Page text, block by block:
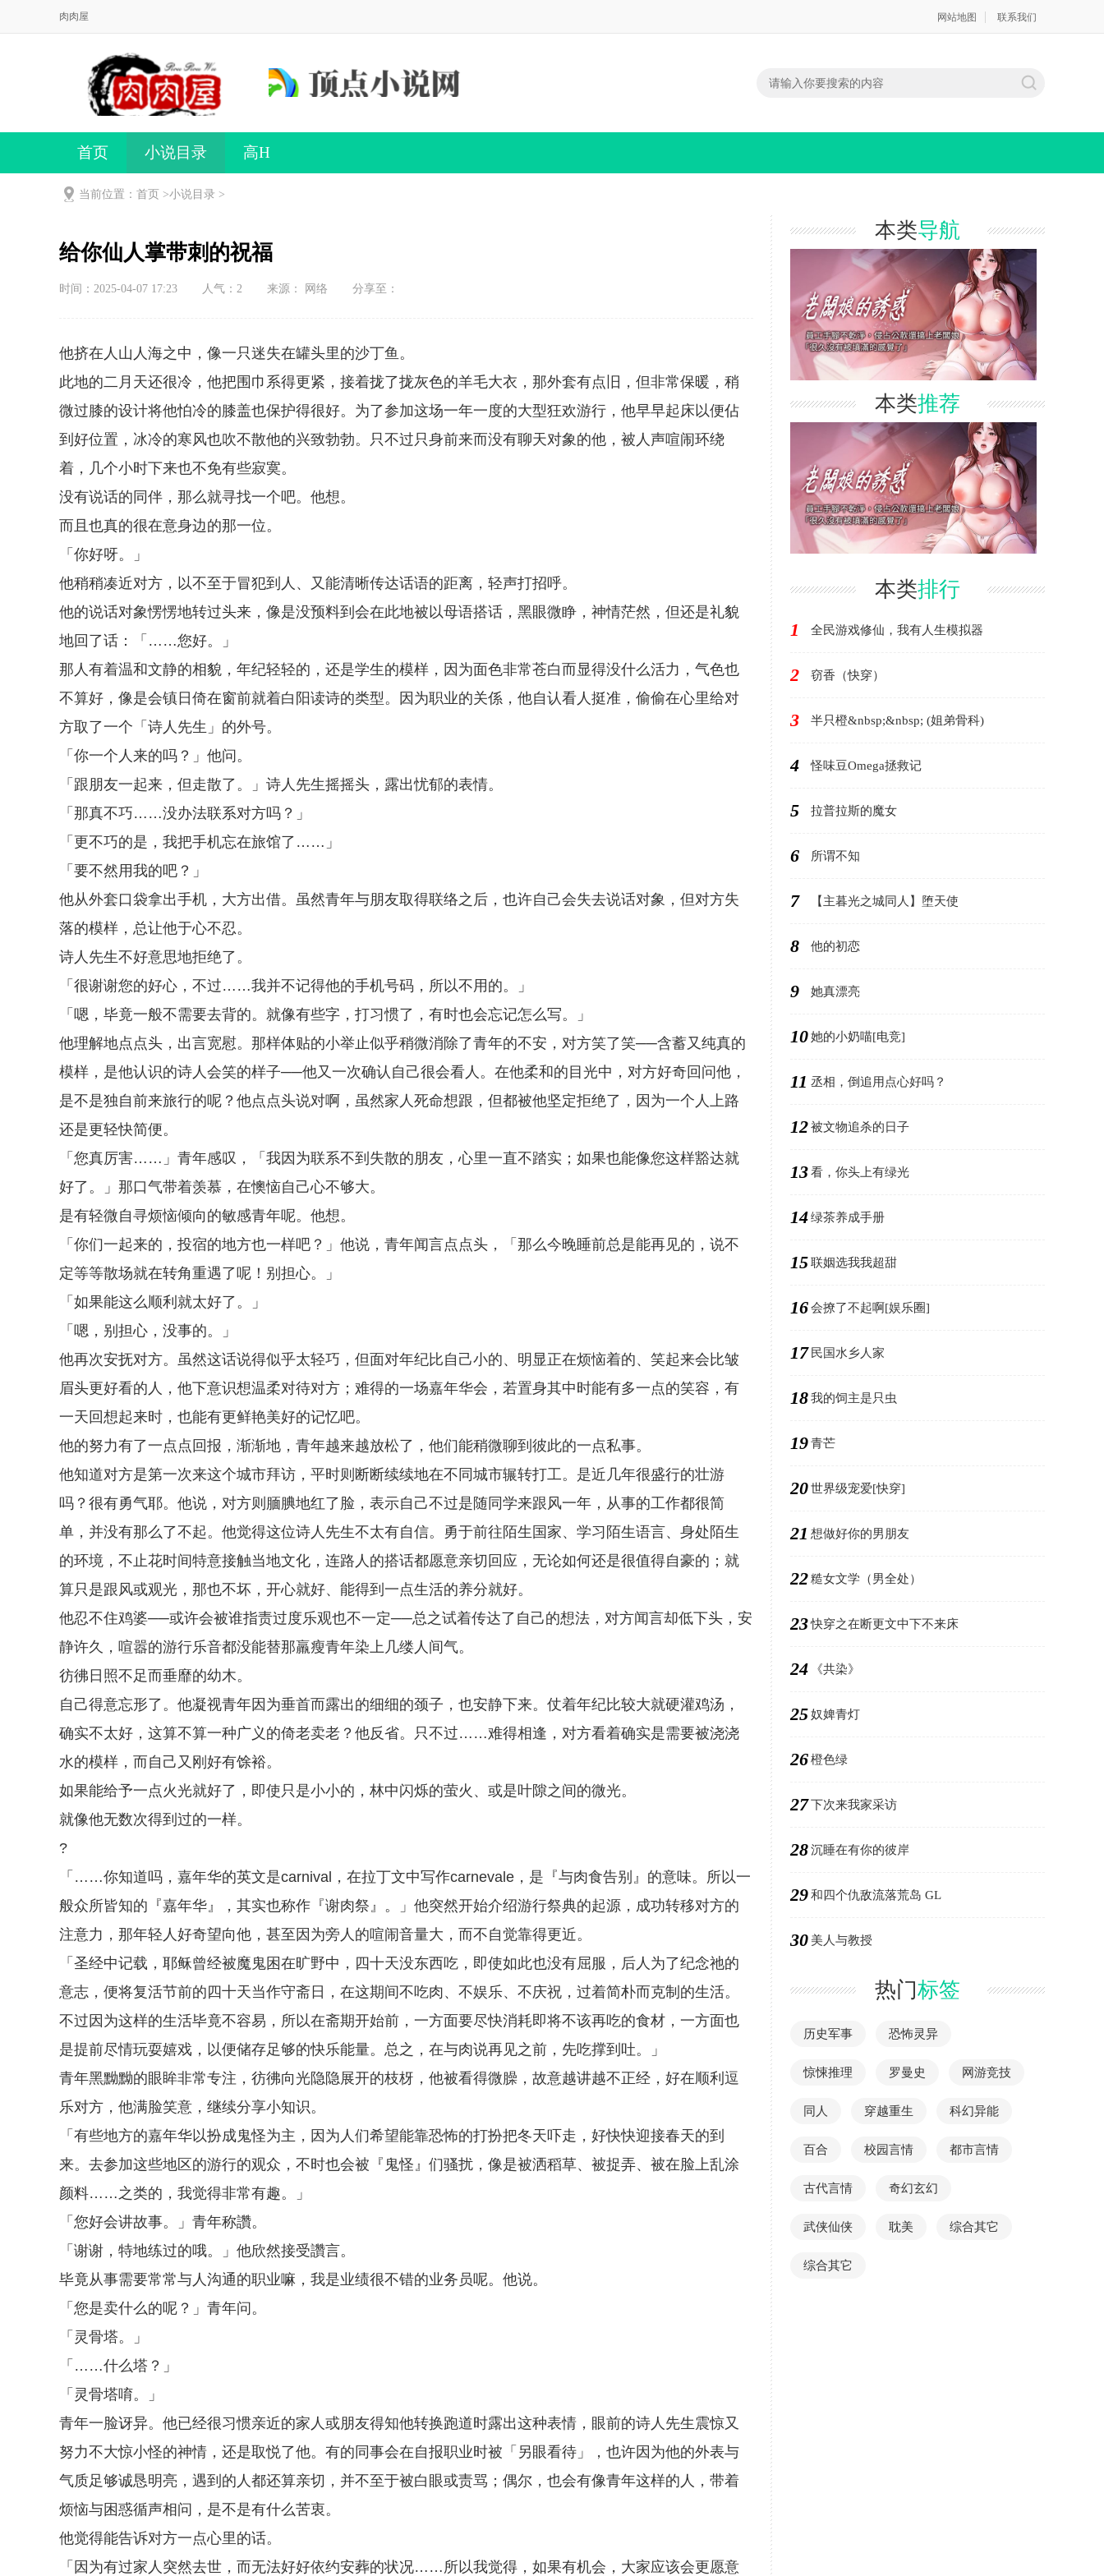
肉肉屋 网站地图 联系我们
首页 小说目录 高H
当前位置：首页 >小说目录 >
给你仙人掌带刺的祝福
时间：2025-04-07 17:23 人气： 2 来源： 网络 分享至：
他挤在人山人海之中，像一只迷失在罐头里的沙丁鱼。
此地的二月天还很冷，他把围巾系得更紧，接着拢了拢灰色的羊毛大衣，那外套有点旧，但非常保暖，稍
微过膝的设计将他怕冷的膝盖也保护得很好。为了参加这场一年一度的大型狂欢游行，他早早起床以便佔
到好位置，冰冷的寒风也吹不散他的兴致勃勃。只不过只身前来而没有聊天对象的他，被人声喧闹环绕
着，几个小时下来也不免有些寂寞。
没有说话的同伴，那么就寻找一个吧。他想。
而且也真的很在意身边的那一位。
「你好呀。」
他稍稍凑近对方，以不至于冒犯到人、又能清晰传达话语的距离，轻声打招呼。
他的说话对象愣愣地转过头来，像是没预料到会在此地被以母语搭话，黑眼微睁，神情茫然，但还是礼貌
地回了话：「……您好。」
那人有着温和文静的相貌，年纪轻轻的，还是学生的模样，因为面色非常苍白而显得没什么活力，气色也
不算好，像是会镇日倚在窗前就着白阳读诗的类型。因为职业的关係，他自认看人挺准，偷偷在心里给对
方取了一个「诗人先生」的外号。
「你一个人来的吗？」他问。
「跟朋友一起来，但走散了。」诗人先生摇摇头，露出忧郁的表情。
「那真不巧……没办法联系对方吗？」
「更不巧的是，我把手机忘在旅馆了……」
「要不然用我的吧？」
他从外套口袋拿出手机，大方出借。虽然青年与朋友取得联络之后，也许自己会失去说话对象，但对方失
落的模样，总让他于心不忍。
诗人先生不好意思地拒绝了。
「很谢谢您的好心，不过……我并不记得他的手机号码，所以不用的。」
「嗯，毕竟一般不需要去背的。就像有些字，打习惯了，有时也会忘记怎么写。」
他理解地点点头，出言宽慰。那样体贴的小举止似乎稍微消除了青年的不安，对方笑了笑──含蓄又纯真的
模样，是他认识的诗人会笑的样子──他又一次确认自己很会看人。在他柔和的目光中，对方好奇回问他，
是不是独自前来旅行的呢？他点点头说对啊，虽然家人死命想跟，但都被他坚定拒绝了，因为一个人上路
还是更轻快简便。
「您真厉害……」青年感叹，「我因为联系不到失散的朋友，心里一直不踏实；如果也能像您这样豁达就
好了。」那口气带着羡慕，在懊恼自己心不够大。
是有轻微自寻烦恼倾向的敏感青年呢。他想。
「你们一起来的，投宿的地方也一样吧？」他说，青年闻言点点头，「那么今晚睡前总是能再见的，说不
定等等散场就在转角重遇了呢！别担心。」
「如果能这么顺利就太好了。」
「嗯，别担心，没事的。」
他再次安抚对方。虽然这话说得似乎太轻巧，但面对年纪比自己小的、明显正在烦恼着的、笑起来会比皱
眉头更好看的人，他下意识想温柔对待对方；难得的一场嘉年华会，若置身其中时能有多一点的笑容，有
一天回想起来时，也能有更鲜艳美好的记忆吧。
他的努力有了一点点回报，渐渐地，青年越来越放松了，他们能稍微聊到彼此的一点私事。
他知道对方是第一次来这个城市拜访，平时则断断续续地在不同城市辗转打工。是近几年很盛行的壮游
吗？很有勇气耶。他说，对方则腼腆地红了脸，表示自己不过是随同学来跟风一年，从事的工作都很简
单，并没有那么了不起。他觉得这位诗人先生不太有自信。勇于前往陌生国家、学习陌生语言、身处陌生
的环境，不止花时间特意接触当地文化，连路人的搭话都愿意亲切回应，无论如何还是很值得自豪的；就
算只是跟风或观光，那也不坏，开心就好、能得到一点生活的养分就好。
他忍不住鸡婆──或许会被谁指责过度乐观也不一定──总之试着传达了自己的想法，对方闻言却低下头，安
静许久，喧嚣的游行乐音都没能替那羸瘦青年染上几缕人间气。
彷彿日照不足而垂靡的幼木。
自己得意忘形了。他凝视青年因为垂首而露出的细细的颈子，也安静下来。仗着年纪比较大就硬灌鸡汤，
确实不太好，这算不算一种广义的倚老卖老？他反省。只不过……难得相逢，对方看着确实是需要被浇浇
水的模样，而自己又刚好有馀裕。
如果能给予一点火光就好了，即使只是小小的，林中闪烁的萤火、或是叶隙之间的微光。
就像他无数次得到过的一样。
?
「……你知道吗，嘉年华的英文是carnival，在拉丁文中写作carnevale，是『与肉食告别』的意味。所以一
般众所皆知的『嘉年华』，其实也称作『谢肉祭』。」他突然开始介绍游行祭典的起源，成功转移对方的
注意力，那年轻人好奇望向他，甚至因为旁人的喧闹音量大，而不自觉靠得更近。
「圣经中记载，耶稣曾经被魔鬼困在旷野中，四十天没东西吃，即使如此也没有屈服，后人为了纪念祂的
意志，便将复活节前的四十天当作守斋日，在这期间不吃肉、不娱乐、不庆祝，过着简朴而克制的生活。
不过因为这样的生活毕竟不容易，所以在斋期开始前，一方面要尽快消耗即将不该再吃的食材，一方面也
是提前尽情玩耍嬉戏，以便储存足够的快乐能量。总之，在与肉说再见之前，先吃撑到吐。」
青年黑黝黝的眼眸非常专注，彷彿向光隐隐展开的枝枒，他被看得微臊，故意越讲越不正经，好在顺利逗
乐对方，他满脸笑意，继续分享小知识。
「有些地方的嘉年华以扮成鬼怪为主，因为人们希望能靠恐怖的打扮把冬天吓走，好快快迎接春天的到
来。去参加这些地区的游行的观众，不时也会被『鬼怪』们骚扰，像是被洒稻草、被捉弄、被在脸上乱涂
颜料……之类的，我觉得非常有趣。」
「您好会讲故事。」青年称讚。
「谢谢，特地练过的哦。」他欣然接受讚言。
毕竟从事需要常常与人沟通的职业嘛，我是业绩很不错的业务员呢。他说。
「您是卖什么的呢？」青年问。
「灵骨塔。」
「……什么塔？」
「灵骨塔唷。」
青年一脸讶异。他已经很习惯亲近的家人或朋友得知他转换跑道时露出这种表情，眼前的诗人先生震惊又
努力不大惊小怪的神情，还是取悦了他。有的同事会在自报职业时被「另眼看待」，也许因为他的外表与
气质足够诚恳明亮，遇到的人都还算亲切，并不至于被白眼或责骂；偶尔，也会有像青年这样的人，带着
烦恼与困惑循声相问，是不是有什么苦衷。
他觉得能告诉对方一点心里的话。
「因为有过家人突然去世，而无法好好依约安葬的状况……所以我觉得，如果有机会，大家应该会更愿意
本类导航
本类推荐
本类排行
1 全民游戏修仙，我有人生模拟器
2 窃香（快穿）
3 半只橙&nbsp;&nbsp; (姐弟骨科)
4 怪味豆Omega拯救记
5 拉普拉斯的魔女
6 所谓不知
7 【主暮光之城同人】堕天使
8 他的初恋
9 她真漂亮
10她的小奶喵[电竞]
11 丞相，倒追用点心好吗？
12被文物追杀的日子
13看，你头上有绿光
14绿茶养成手册
15联姻选我我超甜
16会撩了不起啊[娱乐圈]
17 民国水乡人家
18我的饲主是只虫
19青芒
20世界级宠爱[快穿]
21 想做好你的男朋友
22糙女文学（男全处）
23快穿之在断更文中下不来床
24 《共染》
25奴婢青灯
26橙色绿
27下次来我家采访
28沉睡在有你的彼岸
29和四个仇敌流落荒岛 GL
30 美人与教授
热门标签
历史军事 恐怖灵异
惊悚推理 罗曼史 网游竞技
同人 穿越重生 科幻异能
百合 校园言情 都市言情
古代言情 奇幻玄幻
武侠仙侠 耽美 综合其它
综合其它